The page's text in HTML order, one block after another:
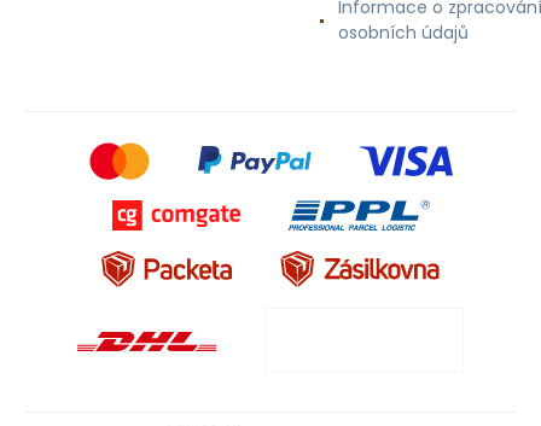
Informace o zpracování
osobních údajů